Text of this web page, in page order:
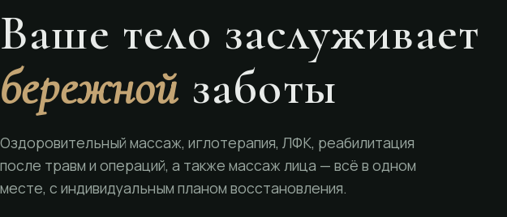
Ваше тело заслуживает
бережнойзаботы
Оздоровительный массаж, иглотерапия, ЛФК, реабилитация
после травм и операций, а также массаж лица — всё в одном
месте, с индивидуальным планом восстановления.